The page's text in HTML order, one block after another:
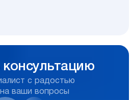
консультацию
с радостью
ваши вопросы